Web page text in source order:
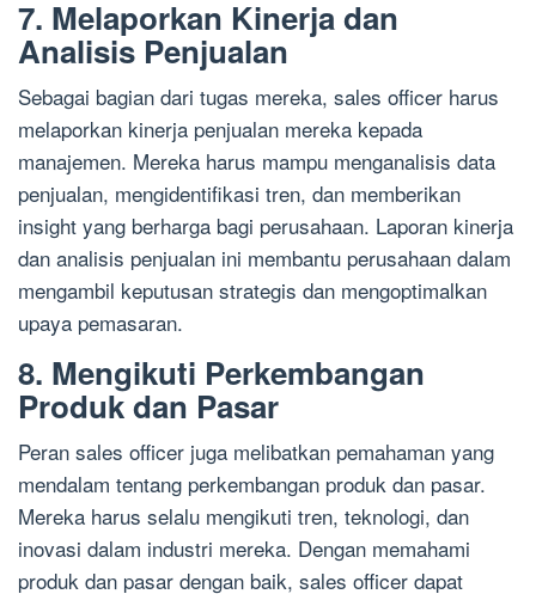
7. Melaporkan Kinerja dan
Analisis Penjualan
Sebagai bagian dari tugas mereka, sales officer harus
melaporkan kinerja penjualan mereka kepada
manajemen. Mereka harus mampu menganalisis data
penjualan, mengidentifikasi tren, dan memberikan
insight yang berharga bagi perusahaan. Laporan kinerja
dan analisis penjualan ini membantu perusahaan dalam
mengambil keputusan strategis dan mengoptimalkan
upaya pemasaran.
8. Mengikuti Perkembangan
Produk dan Pasar
Peran sales officer juga melibatkan pemahaman yang
mendalam tentang perkembangan produk dan pasar.
Mereka harus selalu mengikuti tren, teknologi, dan
inovasi dalam industri mereka. Dengan memahami
produk dan pasar dengan baik, sales officer dapat